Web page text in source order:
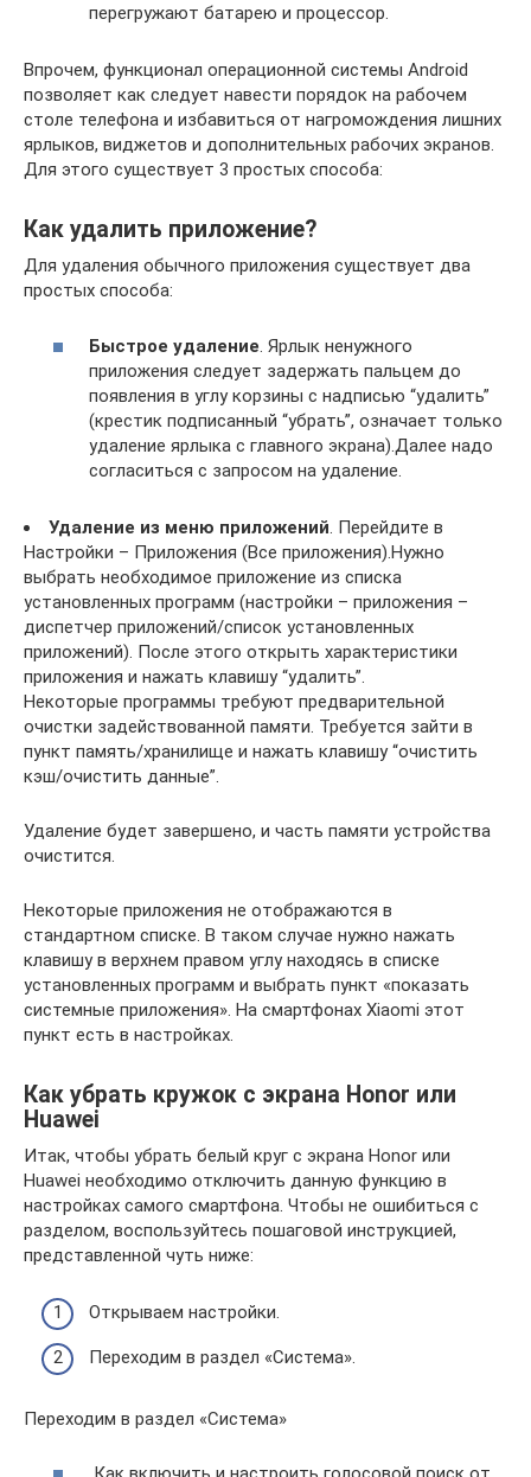
перегружают батарею и процессор.
Впрочем, функционал операционной системы Android
позволяет как следует навести порядок на рабочем
столе телефона и избавиться от нагромождения лишних
ярлыков, виджетов и дополнительных рабочих экранов.
Для этого существует 3 простых способа:
Как удалить приложение?
Для удаления обычного приложения существует два
простых способа:
Быстрое удаление . Ярлык ненужного
приложения следует задержать пальцем до
появления в углу корзины с надписью “удалить”
(крестик подписанный “убрать”, означает только
удаление ярлыка с главного экрана).Далее надо
согласиться с запросом на удаление.
Удаление из меню приложений . Перейдите в
Настройки – Приложения (Все приложения).Нужно
выбрать необходимое приложение из списка
установленных программ (настройки – приложения –
диспетчер приложений/список установленных
приложений). После этого открыть характеристики
приложения и нажать клавишу “удалить”.
Некоторые программы требуют предварительной
очистки задействованной памяти. Требуется зайти в
пункт память/хранилище и нажать клавишу “очистить
кэш/очистить данные”.
Удаление будет завершено, и часть памяти устройства
очистится.
Некоторые приложения не отображаются в
стандартном списке. В таком случае нужно нажать
клавишу в верхнем правом углу находясь в списке
установленных программ и выбрать пункт «показать
системные приложения». На смартфонах Xiaomi этот
пункт есть в настройках.
Как убрать кружок с экрана Honor или
Huawei
Итак, чтобы убрать белый круг с экрана Honor или
Huawei необходимо отключить данную функцию в
настройках самого смартфона. Чтобы не ошибиться с
разделом, воспользуйтесь пошаговой инструкцией,
представленной чуть ниже:
Открываем настройки.
Переходим в раздел «Система».
Переходим в раздел «Система»